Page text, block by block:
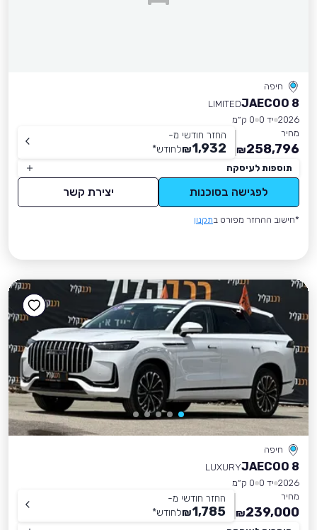
חיפה
JAECOO 8
LIMITED
2026 יד 0
0 ק״מ
מחיר
258,796
₪
החזר חודשי מ-
1,932
₪לחודש*
תוספות לעיסקה
לפגישה בסוכנות יצירת קשר
*חישוב ההחזר מפורט בתקנון
חיפה
JAECOO 8
LUXURY
2026 יד 0
0 ק״מ
מחיר
239,000
₪
החזר חודשי מ-
1,785
₪לחודש*